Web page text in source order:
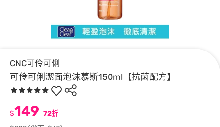
CNC可伶可俐
可伶可俐潔面泡沫慕斯150ml【抗菌配方】
$149 72折